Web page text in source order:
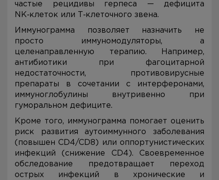
частые рецидивы герпеса — дефицита
NK‑клеток или Т‑клеточного звена.
Иммунограмма позволяет назначить не
просто иммуномодуляторы, а
целенаправленную терапию. Например,
антибиотики при фагоцитарной
недостаточности, противовирусные
препараты в сочетании с интерферонами,
иммуноглобулины внутривенно при
гуморальном дефиците.
Кроме того, иммунограмма помогает оценить
риск развития аутоиммунного заболевания
(повышен CD4/CD8) или оппортунистических
инфекций (снижение CD4). Своевременное
обследование предотвращает переход
острых инфекций в хронические и